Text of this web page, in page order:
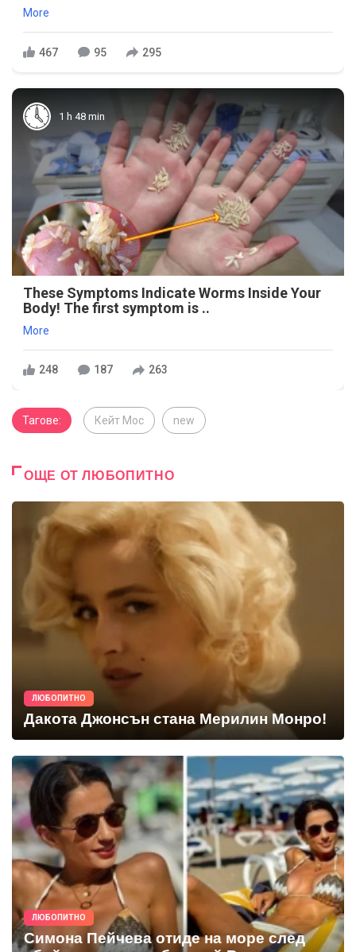
More
467 95 295
1 h 48 min
These Symptoms Indicate Worms Inside Your
Body! The first symptom is ..
More
248 187 263
Тагове: Кейт Мос new
ОЩЕ ОТ ЛЮБОПИТНО
ЛЮБОПИТНО
Дакота Джонсън стана Мерилин Монро!
ЛЮБОПИТНО
Симона Пейчева отиде на море след